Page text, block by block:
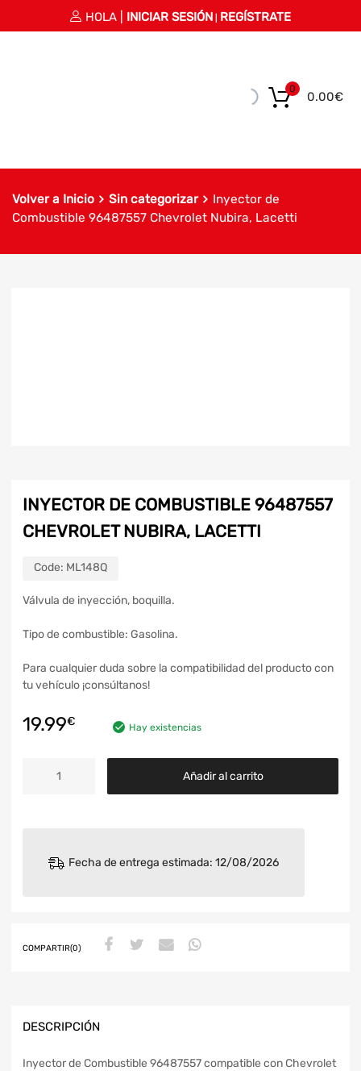
HOLA | INICIAR SESIÓN REGÍSTRATE
0.00€
0
Volver a Inicio Sin categorizar
Inyector de
Combustible 96487557 Chevrolet Nubira, Lacetti
INYECTOR DE COMBUSTIBLE 96487557
CHEVROLET NUBIRA, LACETTI
Code: ML148Q
Válvula de inyección, boquilla.
Tipo de combustible: Gasolina.
Para cualquier duda sobre la compatibilidad del producto con
tu vehículo ¡consúltanos!
19.99€ Hay existencias
Añadir al carrito
Fecha de entrega estimada: 12/08/2026
COMPARTIR(0)
DESCRIPCIÓN
Inyector de Combustible 96487557 compatible con Chevrolet